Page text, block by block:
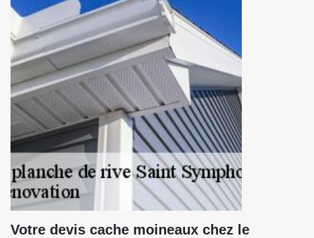
Votre devis cache moineaux chez le